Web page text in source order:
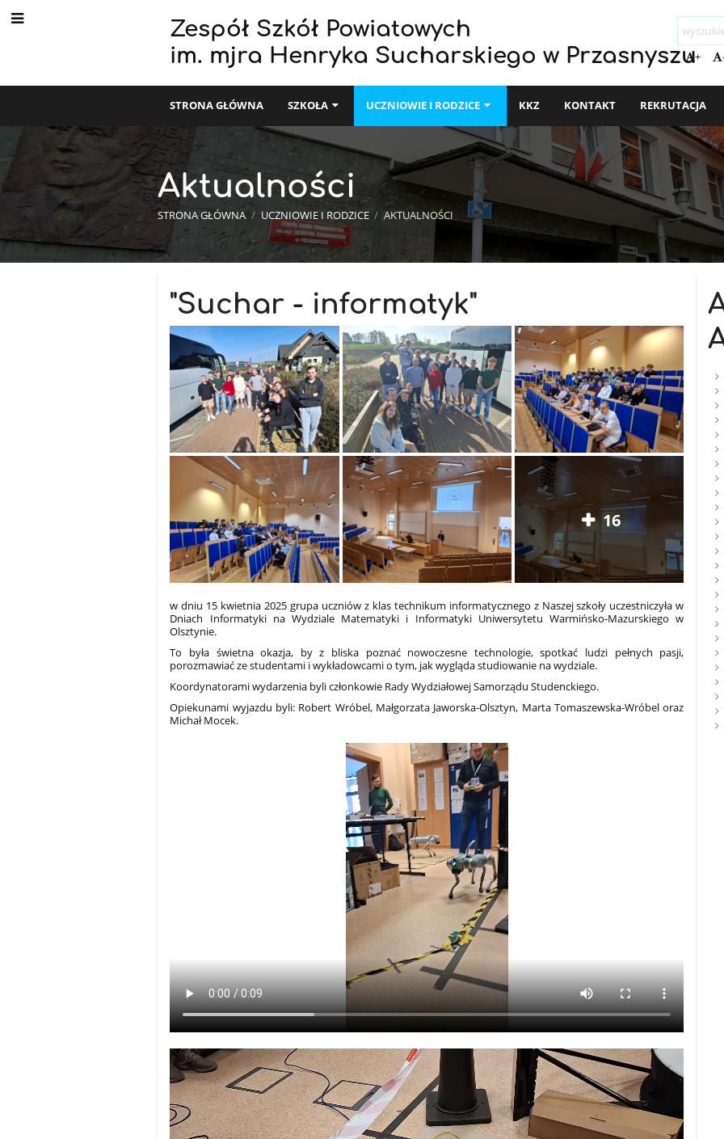
Zespół Szkół Powiatowych
im. mjra Henryka Sucharskiego w Przasnyszu+
STRONA GŁÓWNA SZKOŁA UCZNIOWIE I RODZICE KKZ KONTAKT REKRUTACJA
Aktualności
STRONA GŁÓWNA / UCZNIOWIE I RODZICE / AKTUALNOŚCI
Aktualności
"Suchar - informatyk"
16
w dniu 15 kwietnia 2025 grupa uczniów z klas technikum informatycznego z Naszej szkoły uczestniczyła w
Dniach Informatyki na Wydziale Matematyki i Informatyki Uniwersytetu Warmińsko-Mazurskiego w
Olsztynie.
To była świetna okazja, by z bliska poznać nowoczesne technologie, spotkać ludzi pełnych pasji,
porozmawiać ze studentami i wykładowcami o tym, jak wygląda studiowanie na wydziale.
Koordynatorami wydarzenia byli członkowie Rady Wydziałowej Samorządu Studenckiego.
Opiekunami wyjazdu byli: Robert Wróbel, Małgorzata Jaworska-Olsztyn, Marta Tomaszewska-Wróbel oraz
Michał Mocek.